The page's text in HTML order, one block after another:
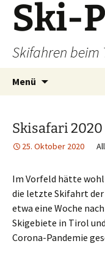
Zum
InhaltSki-
Skifahren beim
Menü
Skisafari 2020
25. Oktober 2020
Im Vorfeld hätte wohl
die letzte Skifahrt der
etwa eine Woche
Skigebiete in Tirol
Corona-Pandemie